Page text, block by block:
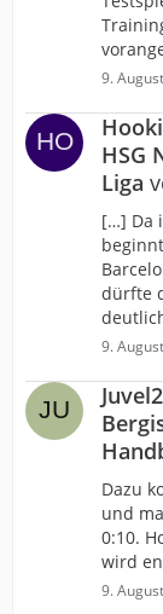
9.
HSG
Liga
[…] Da
dürfte
9.
Dazu
und
0:10.
wird
9.